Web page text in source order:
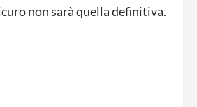
non sarà quella definitiva.